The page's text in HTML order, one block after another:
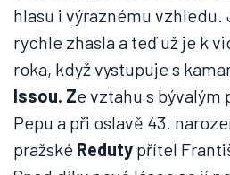
hlasu i výraznému vzhledu.
rychle zhasla a teď už je k
roka, když vystupuje s
Issou. Ze vztahu s bývalým
Pepu a při oslavě 43.
pražské Reduty přítel